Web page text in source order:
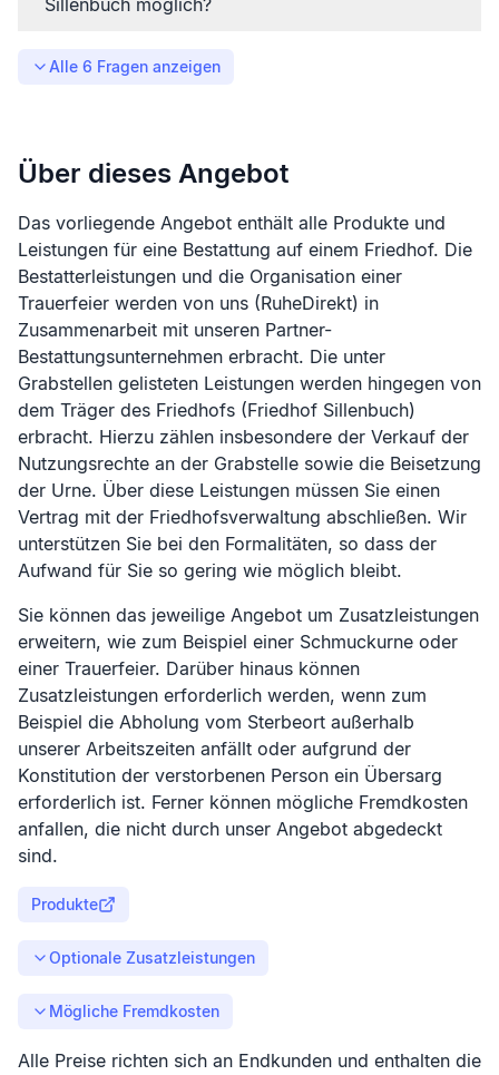
Sillenbuch möglich?
Alle 6 Fragen anzeigen
Über dieses Angebot
Das vorliegende Angebot enthält alle Produkte und
Leistungen für eine Bestattung auf einem Friedhof. Die
Bestatterleistungen und die Organisation einer
Trauerfeier werden von uns (RuheDirekt) in
Zusammenarbeit mit unseren Partner-
Bestattungsunternehmen erbracht. Die unter
Grabstellen gelisteten Leistungen werden hingegen von
dem Träger des Friedhofs (Friedhof Sillenbuch)
erbracht. Hierzu zählen insbesondere der Verkauf der
Nutzungsrechte an der Grabstelle sowie die Beisetzung
der Urne. Über diese Leistungen müssen Sie einen
Vertrag mit der Friedhofsverwaltung abschließen. Wir
unterstützen Sie bei den Formalitäten, so dass der
Aufwand für Sie so gering wie möglich bleibt.
Sie können das jeweilige Angebot um Zusatzleistungen
erweitern, wie zum Beispiel einer Schmuckurne oder
einer Trauerfeier. Darüber hinaus können
Zusatzleistungen erforderlich werden, wenn zum
Beispiel die Abholung vom Sterbeort außerhalb
unserer Arbeitszeiten anfällt oder aufgrund der
Konstitution der verstorbenen Person ein Übersarg
erforderlich ist. Ferner können mögliche Fremdkosten
anfallen, die nicht durch unser Angebot abgedeckt
sind.
Produkte
Optionale Zusatzleistungen
Mögliche Fremdkosten
Alle Preise richten sich an Endkunden und enthalten die